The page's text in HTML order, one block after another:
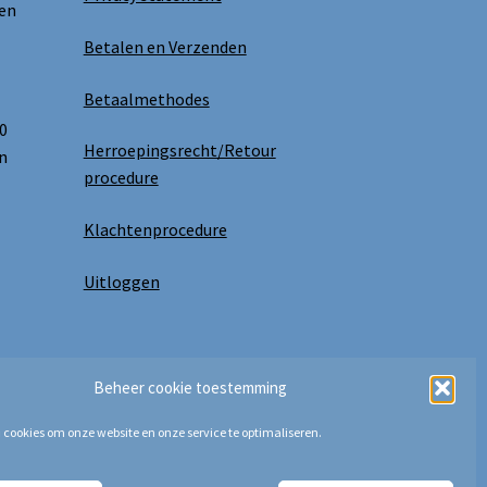
Beheer cookie toestemming
cookies om onze website en onze service te optimaliseren.
Betalen en Verzenden
Betaalmethodes
Herroepingsrecht/Retour
procedure
Klachtenprocedure
Uitloggen